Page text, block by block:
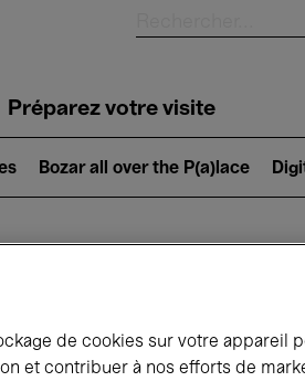
Préparez votre visite
Bozar all over the P(a)lace
à
de cookies sur votre appareil
et contribuer à nos efforts de